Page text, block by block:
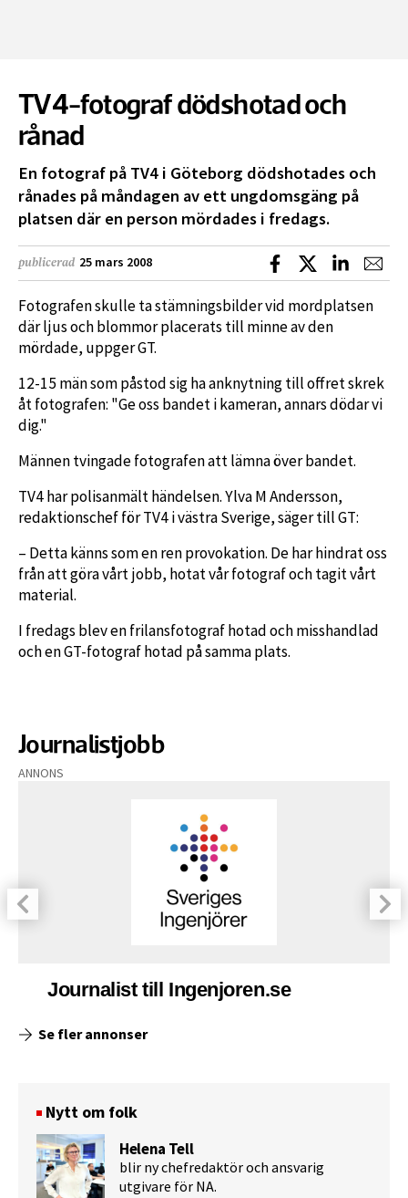
TV4-fotograf dödshotad och
rånad
En fotograf på TV4 i Göteborg dödshotades och
rånades på måndagen av ett ungdomsgäng på
platsen där en person mördades i fredags.
publicerad 25 mars 2008 Dela på Facebook
Dela på XDela på
Fotografen skulle ta stämningsbilder vid mordplatsen
där ljus och blommor placerats till minne av den
mördade, uppger GT.
12-15 män som påstod sig ha anknytning till offret skrek
åt fotografen: "Ge oss bandet i kameran, annars dödar vi
dig."
Männen tvingade fotografen att lämna över bandet.
TV4 har polisanmält händelsen. Ylva M Andersson,
redaktionschef för TV4 i västra Sverige, säger till GT:
– Detta känns som en ren provokation. De har hindrat oss
från att göra vårt jobb, hotat vår fotograf och tagit vårt
material.
I fredags blev en frilansfotograf hotad och misshandlad
och en GT-fotograf hotad på samma plats.
Journalistjobb
ANNONS
Journalist till Ingenjoren.se
Se fler annonser
Nytt om folk
Helena Tell
blir ny chefredaktör och ansvarig
utgivare för NA.